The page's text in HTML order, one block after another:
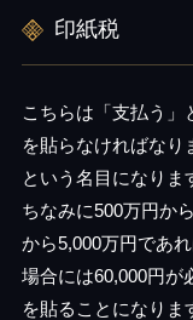
印紙税
こちらは「支払う
を貼らなければなり
という名目になりま
ちなみに500万円か
から5,000万円であ
場合には60,000円が
を貼ることになりま